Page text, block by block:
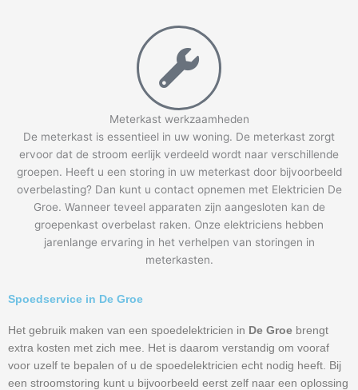
Meterkast werkzaamheden
De meterkast is essentieel in uw woning. De meterkast zorgt
ervoor dat de stroom eerlijk verdeeld wordt naar verschillende
groepen. Heeft u een storing in uw meterkast door bijvoorbeeld
overbelasting? Dan kunt u contact opnemen met Elektricien De
Groe. Wanneer teveel apparaten zijn aangesloten kan de
groepenkast overbelast raken. Onze elektriciens hebben
jarenlange ervaring in het verhelpen van storingen in
meterkasten.
Spoedservice in De Groe
Het gebruik maken van een spoedelektricien in De Groe brengt
extra kosten met zich mee. Het is daarom verstandig om vooraf
voor uzelf te bepalen of u de spoedelektricien echt nodig heeft. Bij
een stroomstoring kunt u bijvoorbeeld eerst zelf naar een oplossing